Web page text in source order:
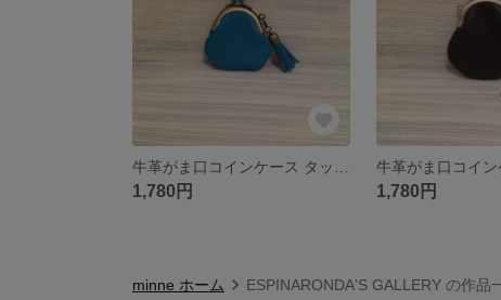
1,780円 1,780円
minne ホーム ESPINARONDA'S GALLERY の作品